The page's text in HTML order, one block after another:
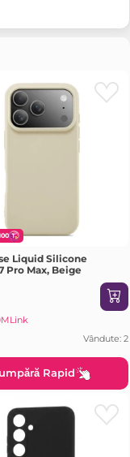
Liquid Silicone
Pro Max, Beige
Vândute: 2
Rapid